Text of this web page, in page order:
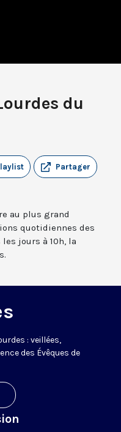
du
Partager
au plus grand
quotidiennes des
jours à 10h, la
: veillées,
des Évêques de